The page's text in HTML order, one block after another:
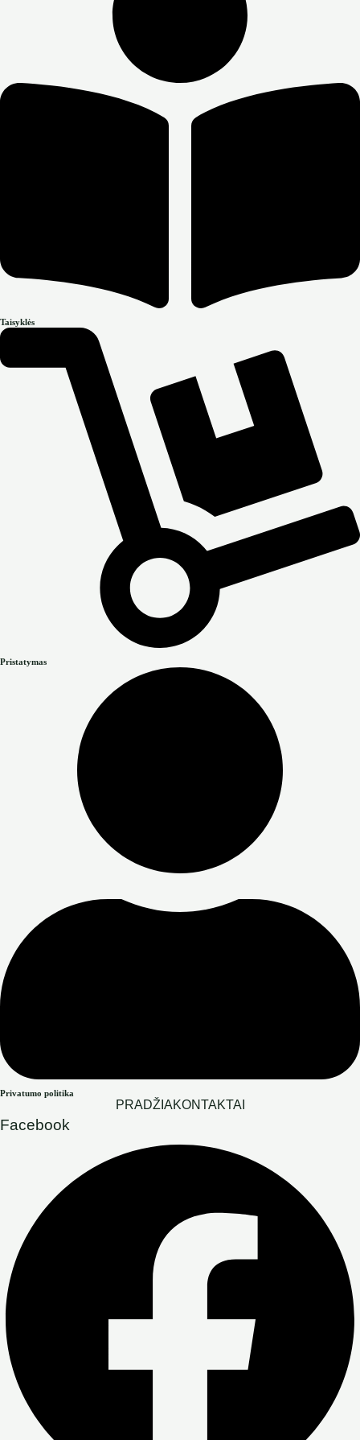
Taisyklės
Pristatymas
Privatumo politika
PRADŽIAKONTAKTAI
Facebook